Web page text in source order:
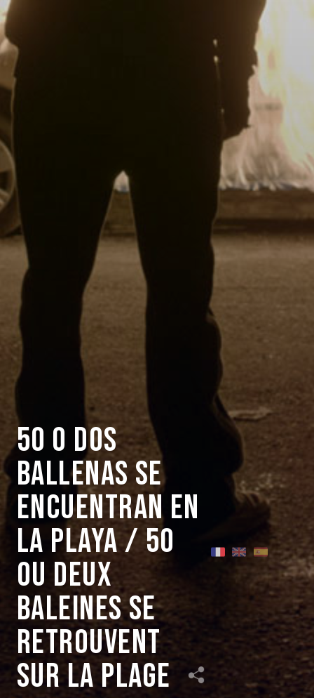
50 o dos
ballenas se
encuentran en
la playa / 50
ou deux
baleines se
retrouvent
sur la plage